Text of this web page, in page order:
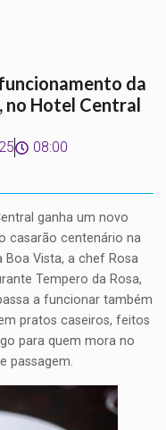
da
no Hotel Central
08:00
ganha um novo
casarão centenário na
Boa Vista, a chef Rosa
Tempero da Rosa,
a funcionar também
pratos caseiros, feitos
para quem mora no
passagem.